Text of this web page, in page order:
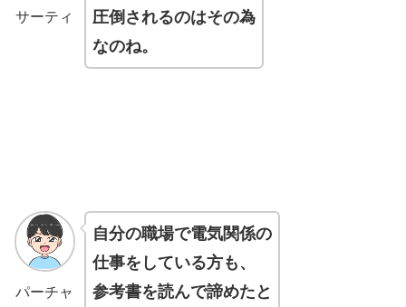
サーティ
圧倒されるのはその為
なのね。
パーチャ
自分の職場で電気関係の
仕事をしている方も、
参考書を読んで諦めたと